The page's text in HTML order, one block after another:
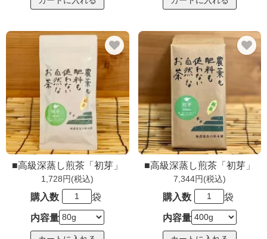
■高級深蒸し煎茶「初芽」
1,728円(税込)
購入数 袋
内容量
■高級深蒸し煎茶「初芽」
7,344円(税込)
購入数 袋
内容量